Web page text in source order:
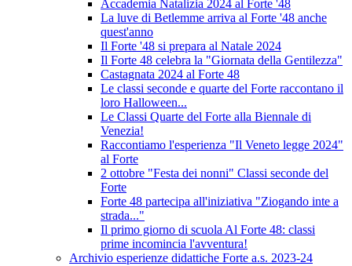
Accademia Natalizia 2024 al Forte '48
La luve di Betlemme arriva al Forte '48 anche
quest'anno
Il Forte '48 si prepara al Natale 2024
Il Forte 48 celebra la "Giornata della Gentilezza"
Castagnata 2024 al Forte 48
Le classi seconde e quarte del Forte raccontano il
loro Halloween...
Le Classi Quarte del Forte alla Biennale di
Venezia!
Raccontiamo l'esperienza "Il Veneto legge 2024"
al Forte
2 ottobre "Festa dei nonni" Classi seconde del
Forte
Forte 48 partecipa all'iniziativa "Ziogando inte a
strada..."
Il primo giorno di scuola Al Forte 48: classi
prime incomincia l'avventura!
Archivio esperienze didattiche Forte a.s. 2023-24